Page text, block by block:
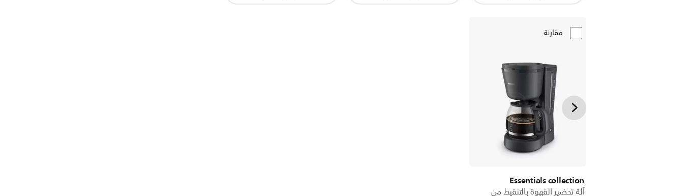
مقارنة
Essentials collection
آلة تحضير القهوة بالتنقيط من